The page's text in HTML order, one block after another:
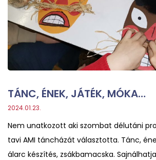
TÁNC, ÉNEK, JÁTÉK, MÓKA…
2024.01.23.
Nem unatkozott aki szombat délutáni
tavi AMI táncházát választotta. Tánc,
álarc készítés, zsákbamacska.